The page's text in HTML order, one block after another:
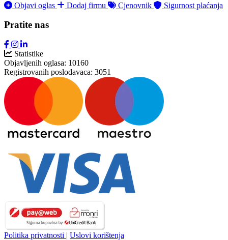
Objavi oglas Dodaj firmu Cjenovnik Sigurnost plaćanja
Pratite nas
Statistike
Objavljenih oglasa: 10160
Registrovanih poslodavaca: 3051
Politika privatnosti | Uslovi korištenja